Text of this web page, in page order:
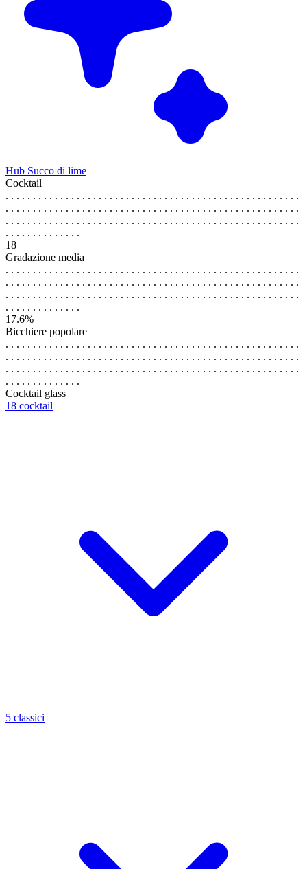
Hub Succo di lime
Cocktail
. . . . . . . . . . . . . . . . . . . . . . . . . . . . . . . . . . . . . . . . . . . . . . . . . . . . . .
. . . . . . . . . . . . . . . . . . . . . . . . . . . . . . . . . . . . . . . . . . . . . . . . . . . . . .
. . . . . . . . . . . . . . . . . . . . . . . . . . . . . . . . . . . . . . . . . . . . . . . . . . . . . .
. . . . . . . . . . . . . .
18
Gradazione media
. . . . . . . . . . . . . . . . . . . . . . . . . . . . . . . . . . . . . . . . . . . . . . . . . . . . . .
. . . . . . . . . . . . . . . . . . . . . . . . . . . . . . . . . . . . . . . . . . . . . . . . . . . . . .
. . . . . . . . . . . . . . . . . . . . . . . . . . . . . . . . . . . . . . . . . . . . . . . . . . . . . .
. . . . . . . . . . . . . .
17.6%
Bicchiere popolare
. . . . . . . . . . . . . . . . . . . . . . . . . . . . . . . . . . . . . . . . . . . . . . . . . . . . . .
. . . . . . . . . . . . . . . . . . . . . . . . . . . . . . . . . . . . . . . . . . . . . . . . . . . . . .
. . . . . . . . . . . . . . . . . . . . . . . . . . . . . . . . . . . . . . . . . . . . . . . . . . . . . .
. . . . . . . . . . . . . .
Cocktail glass
18 cocktail
5 classici